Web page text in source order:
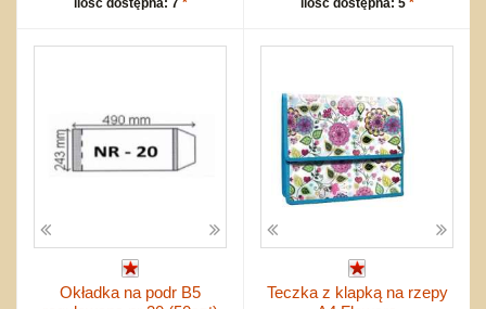
Okładka na podr B5
Teczka z klapką na rzepy